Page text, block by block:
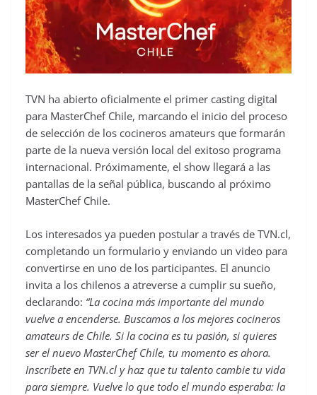
TVN ha abierto oficialmente el primer casting digital
para MasterChef Chile, marcando el inicio del proceso
de selección de los cocineros amateurs que formarán
parte de la nueva versión local del exitoso programa
internacional. Próximamente, el show llegará a las
pantallas de la señal pública, buscando al próximo
MasterChef Chile.
Los interesados ya pueden postular a través de TVN.cl,
completando un formulario y enviando un video para
convertirse en uno de los participantes. El anuncio
invita a los chilenos a atreverse a cumplir su sueño,
declarando: “La cocina más importante del mundo
vuelve a encenderse. Buscamos a los mejores cocineros
amateurs de Chile. Si la cocina es tu pasión, si quieres
ser el nuevo MasterChef Chile, tu momento es ahora.
Inscríbete en TVN.cl y haz que tu talento cambie tu vida
para siempre. Vuelve lo que todo el mundo esperaba: la